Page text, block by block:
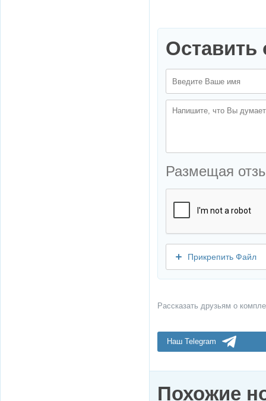
Оставить
Размещая
Прикрепить Файл
Рассказать друзьям о
Наш Telegram
Похожие